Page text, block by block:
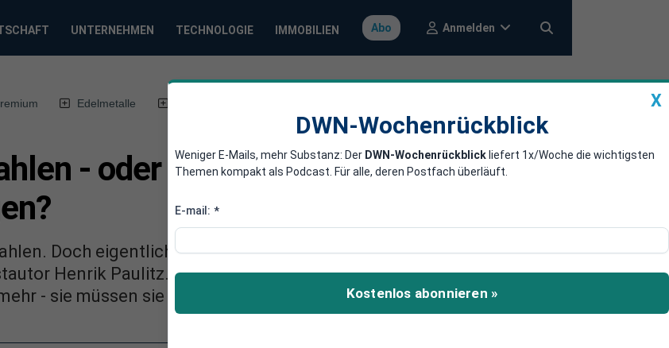
UNTERNEHMEN TECHNOLOGIE IMMOBILIEN Abo Anmelden
Edelmetalle
- oder der
Doch eigentlich ist es egal, für wen sich die Wähler
Henrik Paulitz. Denn die Sprache der Demokratie sprechen
- sie müssen sie erst wieder erlernen.
X
DWN-Wochenrückblick
Weniger E-Mails, mehr Substanz: Der DWN-Wochenrückblick liefert 1x/Woche die wichtigsten
Themen kompakt als Podcast. Für alle, deren Postfach überläuft.
E-mail: *
Kostenlos abonnieren »